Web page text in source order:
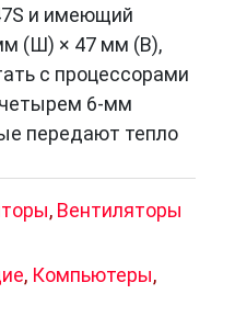
и имеющий
(Ш) × 47 мм (В),
с процессорами
четырем 6-мм
передают тепло
, Вентиляторы
, Компьютеры,